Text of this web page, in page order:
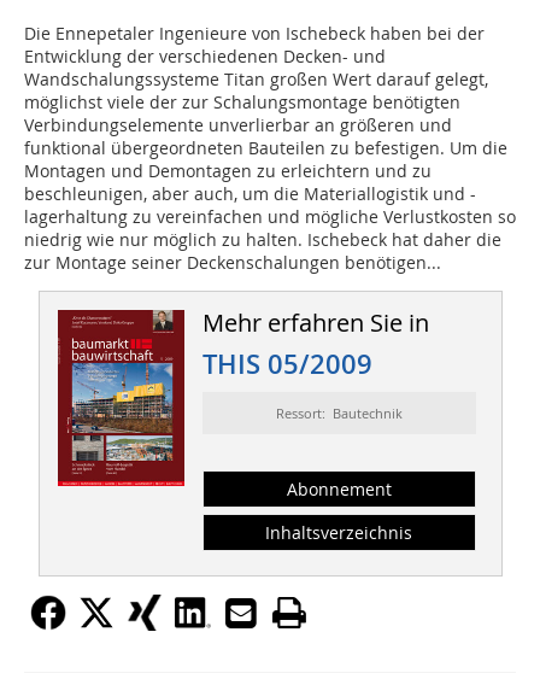
Die Ennepetaler Ingenieure von Ischebeck haben bei der
Entwicklung der verschiedenen Decken- und
Wandschalungssysteme Titan großen Wert darauf gelegt,
möglichst viele der zur Schalungsmontage benötigten
Verbindungselemente unverlierbar an größeren und
funktional übergeordneten Bauteilen zu befestigen. Um die
Montagen und Demontagen zu erleichtern und zu
beschleunigen, aber auch, um die Materiallogistik und -
lagerhaltung zu vereinfachen und mögliche Verlustkosten so
niedrig wie nur möglich zu halten. Ischebeck hat daher die
zur Montage seiner Deckenschalungen benötigen...
Mehr erfahren Sie in
THIS 05/2009
Ressort: Bautechnik
Abonnement
Inhaltsverzeichnis